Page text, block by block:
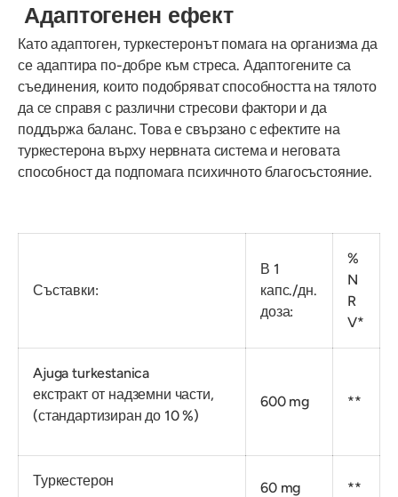
Адаптогенен ефект
Като адаптоген, туркестеронът помага на организма да
се адаптира по-добре към стреса. Адаптогените са
съединения, които подобряват способността на тялото
да се справя с различни стресови фактори и да
поддържа баланс. Това е свързано с ефектите на
туркестерона върху нервната система и неговата
способност да подпомага психичното благосъстояние.
Съставки:
В 1
капс./дн.
доза:
%
N
R
V*
Ajuga turkestanica
екстракт от надземни части,
(стандартизиран до 10 %)
600 mg **
Туркестерон 60 mg **